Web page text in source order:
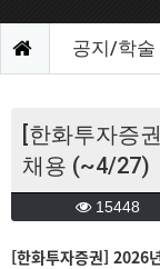
공지/학술
[한화투자증
채용 (~4/27)
15448
[한화투자증권] 2026